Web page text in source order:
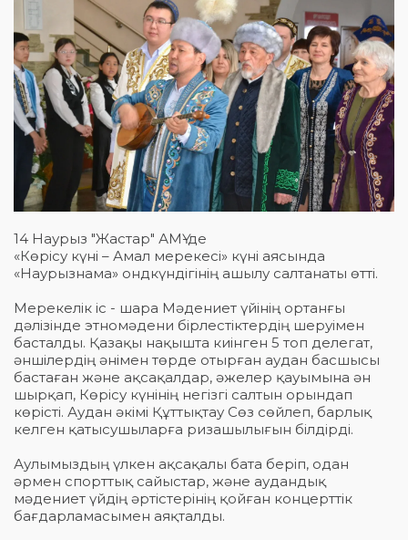
14 Наурыз "Жастар" АМҮ-де
«Көрісу күні – Амал мерекесі» күні аясында
«Наурызнама» ондкүндігінің ашылу салтанаты өтті.
Мерекелік іс - шара Мәдениет үйінің ортанғы
дәлізінде этномәдени бірлестіктердің шеруімен
басталды. Қазақы нақышта киінген 5 топ делегат,
әншілердің әнімен төрде отырған аудан басшысы
бастаған және ақсақалдар, әжелер қауымына ән
шырқап, Көрісу күнінің негізгі салтын орындап
көрісті. Аудан әкімі Құттықтау Сөз сөйлеп, барлық
келген қатысушыларға ризашылығын білдірді.
Аулымыздың үлкен ақсақалы бата беріп, одан
әрмен спорттық сайыстар, және аудандық
мәдениет үйдің әртістерінің қойған концерттік
бағдарламасымен аяқталды.